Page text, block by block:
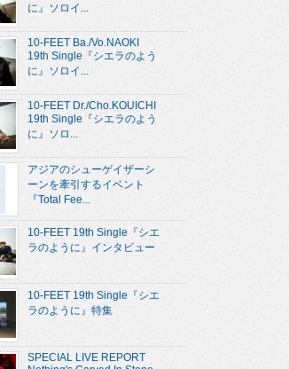
に』ソロイ...
10-FEET Ba./Vo.NAOKI
19th Single『シエラのよう
に』ソロイ...
10-FEET Dr./Cho.KOUICHI
19th Single『シエラのよう
に』ソロ...
アジアのシューゲイザーシ
ーンを牽引するイベント
『Total Fee...
10-FEET 19th Single『シエ
ラのように』インタビュー
10-FEET 19th Single『シエ
ラのように』特集
SPECIAL LIVE REPORT